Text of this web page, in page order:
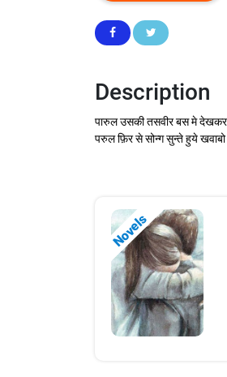
Description
पारुल उसकी तसवीर बस मे देखकर
परुल फ़िर से सोन्ग सुन्ते हुये खवाबो
Novels